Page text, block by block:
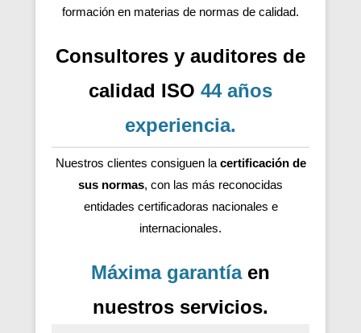
formación en materias de normas de calidad.
Consultores y auditores de
calidad ISO 44 años
experiencia.
Nuestros clientes consiguen la certificación de
sus normas, con las más reconocidas
entidades certificadoras nacionales e
internacionales.
Máxima garantíaen
nuestros servicios.